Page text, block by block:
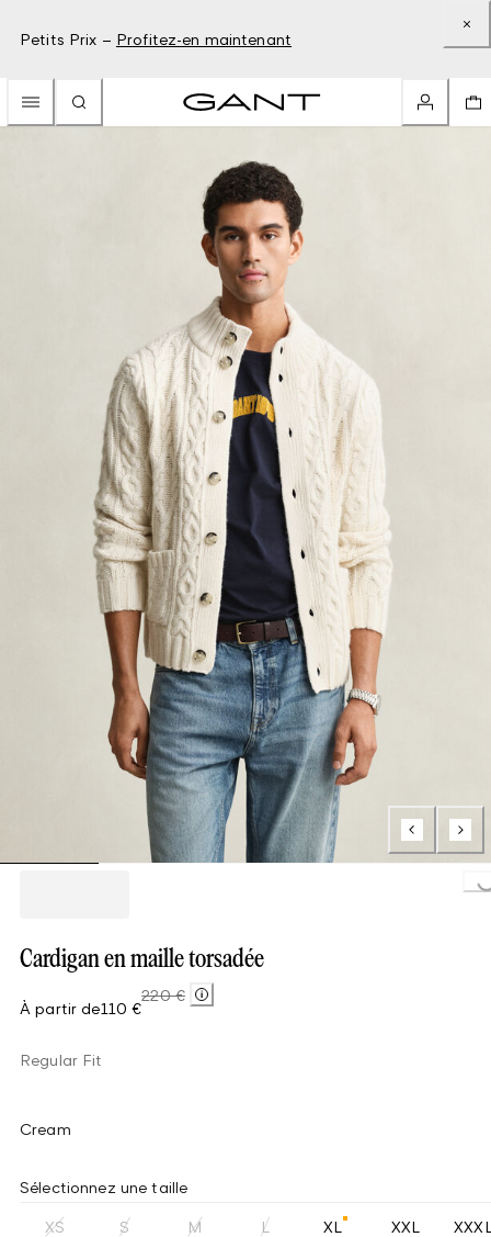
Petits Prix – Profitez-en maintenant
Loading...
Cardigan en maille torsadée
À partir de110 €
220 €
Regular Fit
Cream
Sélectionnez une taille
XS S M L XL XXL